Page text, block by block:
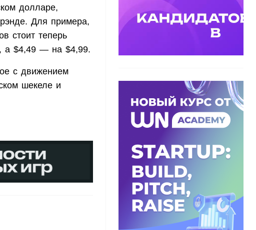
долларе,
Для примера,
стоит теперь
а $4,49 — на $4,99.
с движением
шекеле и